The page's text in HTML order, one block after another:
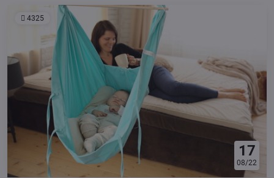
4325
17
08/22